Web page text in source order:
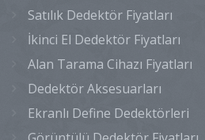
Satılık Dedektör Fiyatları
İkinci El Dedektör Fiyatları
Alan Tarama Cihazı Fiyatları
Dedektör Aksesuarları
Ekranlı Define Dedektörleri